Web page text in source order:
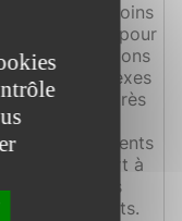
Peut être moins
performant pour
des opérations
très complexes
ou sur de très
environnements
par rapport à
certains
concurrents.